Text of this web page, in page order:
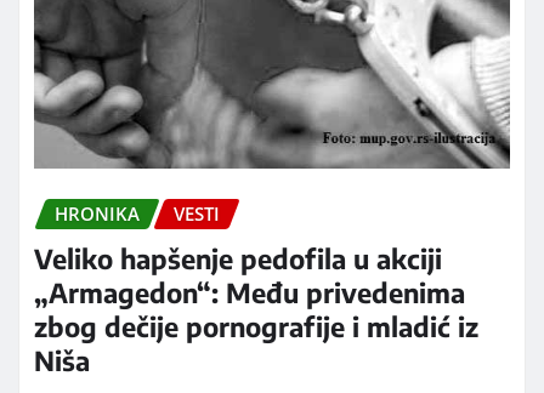
HRONIKA VESTI
Veliko hapšenje pedofila u akciji
„Armagedon“: Među privedenima
zbog dečije pornografije i mladić iz
Niša